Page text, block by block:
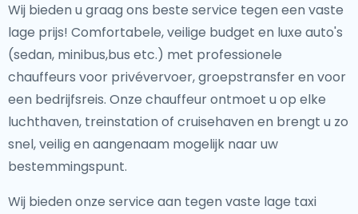
Wij bieden u graag ons beste service tegen een vaste
lage prijs! Comfortabele, veilige budget en luxe auto's
(sedan, minibus,bus etc.) met professionele
chauffeurs voor privévervoer, groepstransfer en voor
een bedrijfsreis. Onze chauffeur ontmoet u op elke
luchthaven, treinstation of cruisehaven en brengt u zo
snel, veilig en aangenaam mogelijk naar uw
bestemmingspunt.
Wij bieden onze service aan tegen vaste lage taxi